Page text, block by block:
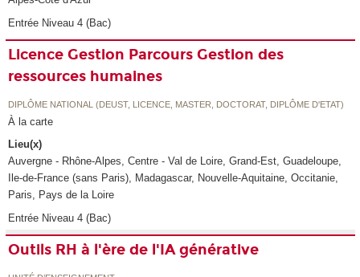
Entrée Niveau 4 (Bac)
Licence Gestion Parcours Gestion des
ressources humaines
DIPLÔME NATIONAL (DEUST, LICENCE, MASTER, DOCTORAT, DIPLÔME D'ETAT)
À la carte
Lieu(x)
Auvergne - Rhône-Alpes, Centre - Val de Loire, Grand-Est, Guadeloupe,
Ile-de-France (sans Paris), Madagascar, Nouvelle-Aquitaine, Occitanie,
Paris, Pays de la Loire
Entrée Niveau 4 (Bac)
Outils RH à l'ère de l'IA générative